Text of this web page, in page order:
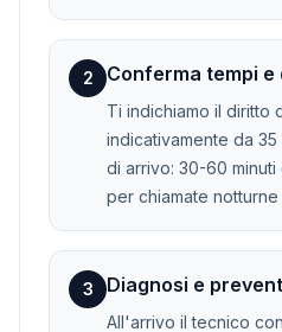
2 Conferma tempi
Ti indichiamo il diritto
indicativamente da
di arrivo: 30-60
per chiamate
3 Diagnosi e
All'arrivo il tecnico